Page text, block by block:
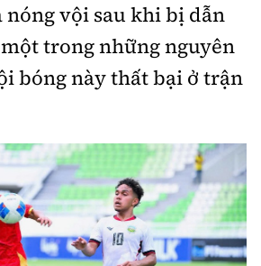
vội sau khi bị dẫn
trong những nguyên
bóng này thất bại ở trận